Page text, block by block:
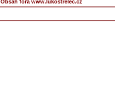
Obsah fóra www.lukostrelec.cz